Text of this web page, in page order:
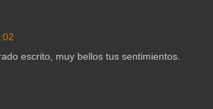
escrito, muy bellos tus sentimientos.